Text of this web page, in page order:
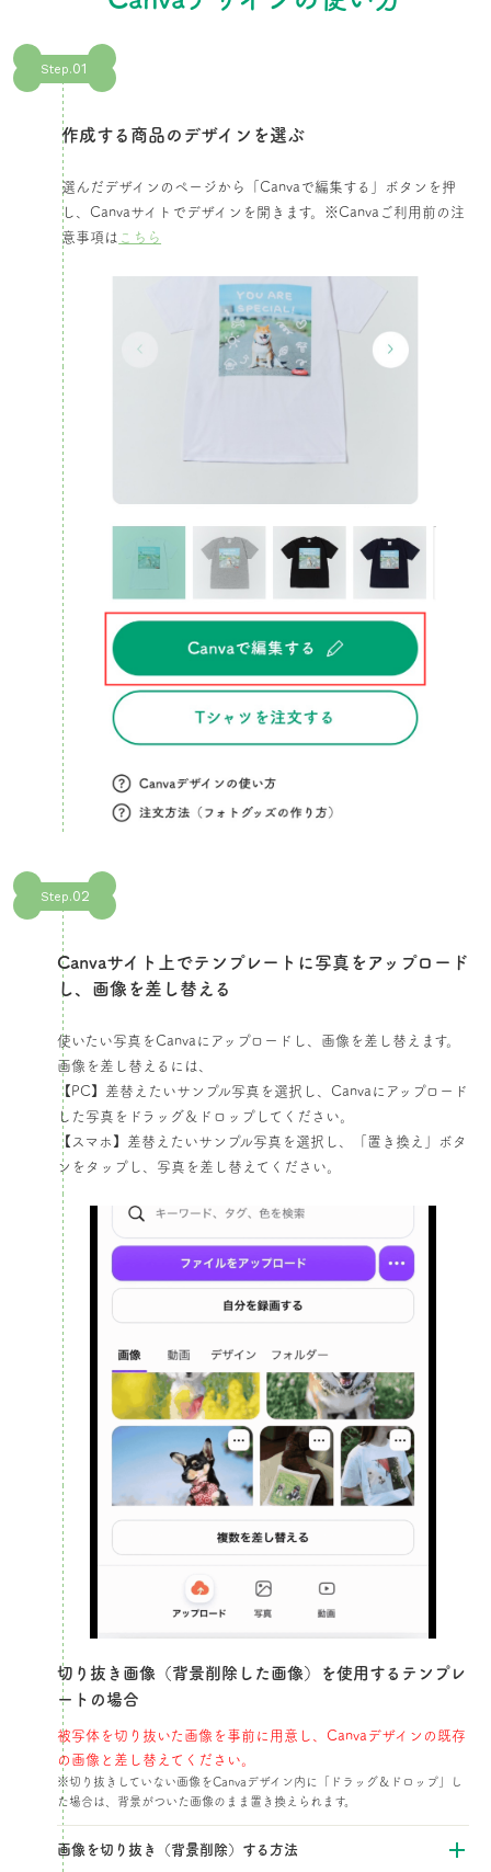
Step.01
作成する商品のデザインを選ぶ​
選んだデザインのページから「Canvaで編集する」ボタンを押
し、Canvaサイトでデザインを開きます。​※Canvaご利用前の注
意事項は こちら
Step.02
Canvaサイト上でテンプレートに写真をアップロード
し、画像を差し替える​
使いたい写真をCanvaにアップロードし、画像を差し替えます。
画像を差し替えるには、
【PC】差替えたいサンプル写真を選択し、Canvaにアップロード
した写真をドラッグ＆ドロップしてください。
【スマホ】差替えたいサンプル写真を選択し、「置き換え」ボタ
ンをタップし、写真を差し替えてください。​​
切り抜き画像（背景削除した画像）を使用するテンプレ
ートの場合​
被写体を切り抜いた画像を事前に用意し、Canvaデザインの既存
の画像と差し替えてください。​
※切り抜きしていない画像をCanvaデザイン内に「ドラッグ＆ドロップ」し
た場合は、背景がついた画像のまま置き換えられます。
画像を切り抜き（背景削除）する方法​